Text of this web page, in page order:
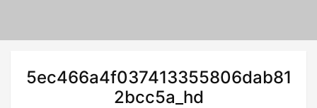
5ec466a4f037413355806dab81
2bcc5a_hd